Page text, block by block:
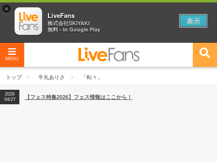
MENU
トップ 牛丸ありさ 「転々」
2026
04/27
2026
【ライブ動員ランキング】2026年上半期編発表！
2026
04/27
【フェス特集2026】フェス情報はここから！
×
LiveFans
株式会社SKIYAKI
無料 - In Google Play
表示